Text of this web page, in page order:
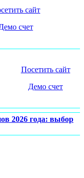
сайт
счет
Посетить сайт
Демо счет
2026 года: выбор